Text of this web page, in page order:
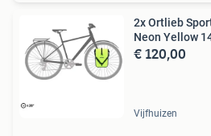
2x Ortlieb
Neon Yellow
€ 120,00
Vijfhuizen